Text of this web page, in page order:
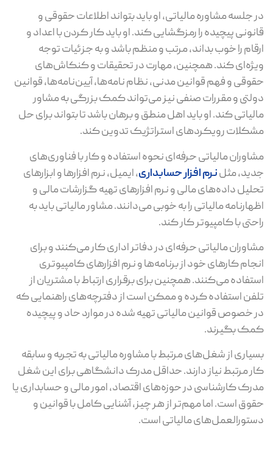
در جلسه مشاوره مالیاتی، او باید بتواند اطلاعات حقوقی و
قانونی پیچیده را رمزگشایی کند. او باید کار کردن با اعداد و
ارقام را خوب بداند، مرتب و منظم باشد و به جزئیات توجه
ویژه‌ای کند. همچنین، مهارت در تحقیقات و کنکاش‌های
حقوقی و فهم قوانین مدنی، نظام نامه‌ها، آیین‌نامه‌ها، قوانین
دولتی و مقررات صنفی نیز می‌تواند کمک بزرگی به مشاور
مالیاتی کند. او باید اهل منطق و برهان باشد تا بتواند برای حل
مشکلات رویکردهای استراتژیک تدوین کند.
مشاوران مالیاتی حرفه‌ای نحوه استفاده و کار با فناوری‌های
جدید، مثلنرم افزار حسابداری، ایمیل، نرم افزارها و ابزارهای
تحلیل داده‌های مالی و نرم افزارهای تهیه گزارشات مالی و
اظهارنامه مالیاتی را به خوبی می‌دانند. مشاور مالیاتی باید به
راحتی با کامپیوتر کار کند.
مشاوران مالیاتی حرفه‌ای در دفاتر اداری کار می‌کنند و برای
انجام کارهای خود از برنامه‌ها و نرم افزارهای کامپیوتری
استفاده می‌کنند. همچنین برای برقراری ارتباط با مشتریان از
تلفن استفاده کرده و ممکن است از دفترچه‌های راهنمایی که
در خصوص قوانین مالیاتی تهیه شده در موارد حاد و پیچیده
کمک بگیرند.
بسیاری از شغل‌های مرتبط با مشاوره مالیاتی به تجربه و سابقه
کار مرتبط نیاز دارند. حداقل مدرک دانشگاهی برای این شغل
مدرک کارشناسی در حوزه‌های اقتصاد، امور مالی و حسابداری یا
حقوق است. اما مهم‌تر از هر چیز، آشنایی کامل با قوانین و
دستورالعمل‌های مالیاتی است.